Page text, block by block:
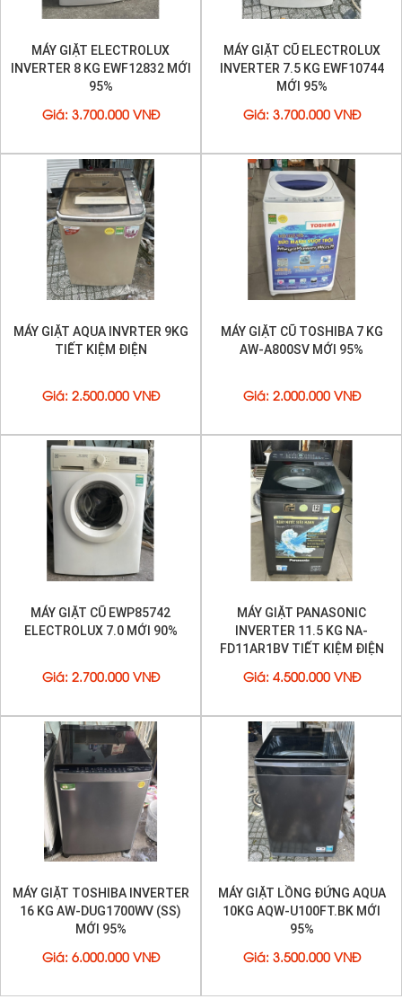
Công nghệ Mega Power Wash mạnh mẽ
Đồng thời, với công nghệ Mega Power Wash sẽ giúpmáy giặt
Toshiba10.5 kg ME1150GV làm sạch áo quần tốt nhất với:
+ Mâm giặt Mega Power:
Tạo ra luồng nước ba chiều cực mạnh
mẽ nhờ mâm
máy giặtcó ba cánh siêu bền. Luồng nước đặc biệt
này có khả năng đánh bật những vết bẩn cứng đầu nhất.
+ Lồng giặt ngôi sao pha lê:
Với lồng giặt ngôi sao pha lê, những
gờ nổi trên thành lồng giặt sẽ nâng cao hiệu ứng cọ xát, giúp áo
quần sạch hơn.
Chức năng này hỗ trợ tốt hơn cho quá
MÁY GIẶT ELECTROLUX
INVERTER 8 KG EWF12832 MỚI
95%
Giá : 3.700.000 VNĐ
MÁY GIẶT CŨ ELECTROLUX
INVERTER 7.5 KG EWF10744
MỚI 95%
Giá : 3.700.000 VNĐ
MÁY GIẶT AQUA INVRTER 9KG
TIẾT KIỆM ĐIỆN
Giá: 2.500.000 VNĐ
MÁY GIẶT CŨ TOSHIBA 7 KG
AW-A800SV MỚI 95%
Giá: 2.000.000 VNĐ
MÁY GIẶT CŨ EWP85742
ELECTROLUX 7.0 MỚI 90%
Giá: 2.700.000 VNĐ
MÁY GIẶT PANASONIC
INVERTER 11.5 KG NA-
FD11AR1BV TIẾT KIỆM ĐIỆN
Giá: 4.500.000 VNĐ
MÁY GIẶT TOSHIBA INVERTER
16 KG AW-DUG1700WV (SS)
MỚI 95%
Giá : 6.000.000 VNĐ
MÁY GIẶT LỒNG ĐỨNG AQUA
10KG AQW-U100FT.BK MỚI
95%
Giá : 3.500.000 VNĐ